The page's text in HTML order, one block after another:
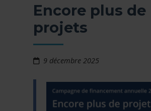
Encore plus de
projets
9 décembre 2025